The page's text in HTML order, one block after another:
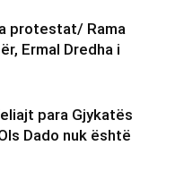
protestat/ Rama
Ermal Dredha i
para Gjykatës
Dado nuk është